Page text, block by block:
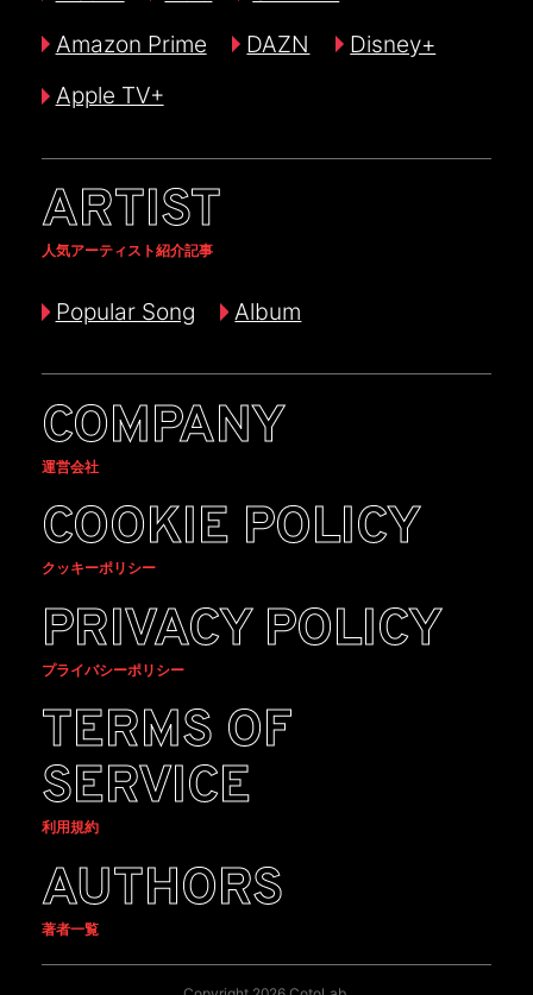
Amazon Prime
DAZN
Disney+
Apple TV+
ARTIST
人気アーティスト紹介記事
Popular Song Album
COMPANY
運営会社
COOKIE POLICY
クッキーポリシー
PRIVACY POLICY
プライバシーポリシー
TERMS OF
SERVICE
利用規約
AUTHORS
著者一覧